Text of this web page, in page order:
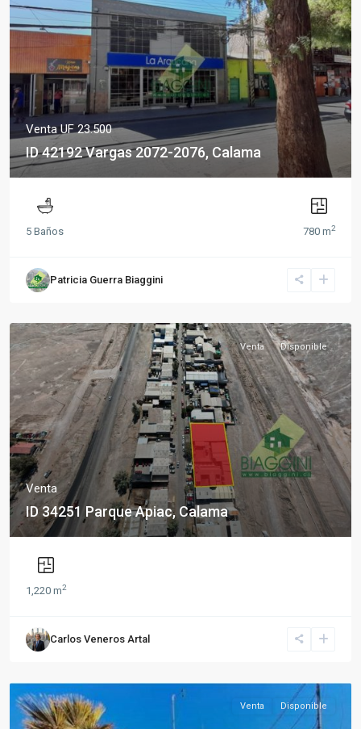
VentaUF 23.500
ID 42192 Vargas 2072-2076, Calama
5 Baños 780 m2
Patricia Guerra Biaggini
Venta Disponible
Venta
ID 34251 Parque Apiac, Calama
1,220 m2
Carlos Veneros Artal
Venta Disponible